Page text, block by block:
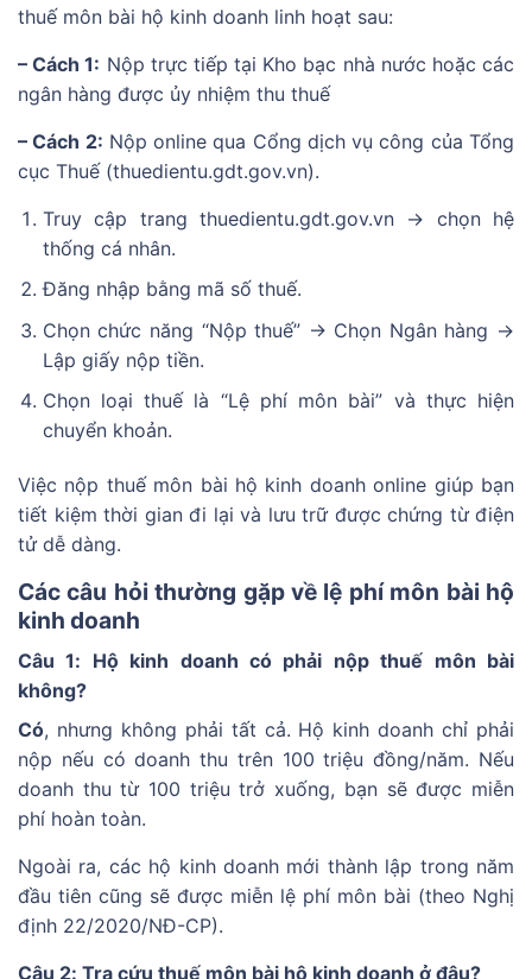
thuế môn bài hộ kinh doanh linh hoạt sau:
– Cách 1: Nộp trực tiếp tại Kho bạc nhà nước hoặc các
ngân hàng được ủy nhiệm thu thuế
– Cách 2: Nộp online qua Cổng dịch vụ công của Tổng
cục Thuế (thuedientu.gdt.gov.vn).
Truy cập trang thuedientu.gdt.gov.vn -> chọn hệ
thống cá nhân.
Đăng nhập bằng mã số thuế.
Chọn chức năng “Nộp thuế” -> Chọn Ngân hàng ->
Lập giấy nộp tiền.
Chọn loại thuế là “Lệ phí môn bài” và thực hiện
chuyển khoản.
Việc nộp thuế môn bài hộ kinh doanh online giúp bạn
tiết kiệm thời gian đi lại và lưu trữ được chứng từ điện
tử dễ dàng.
Các câu hỏi thường gặp về lệ phí môn bài hộ
kinh doanh
Câu 1: Hộ kinh doanh có phải nộp thuế môn bài
không?
Có, nhưng không phải tất cả. Hộ kinh doanh chỉ phải
nộp nếu có doanh thu trên 100 triệu đồng/năm. Nếu
doanh thu từ 100 triệu trở xuống, bạn sẽ được miễn
phí hoàn toàn.
Ngoài ra, các hộ kinh doanh mới thành lập trong năm
đầu tiên cũng sẽ được miễn lệ phí môn bài (theo Nghị
định 22/2020/NĐ-CP).
Câu 2: Tra cứu thuế môn bài hộ kinh doanh ở đâu?